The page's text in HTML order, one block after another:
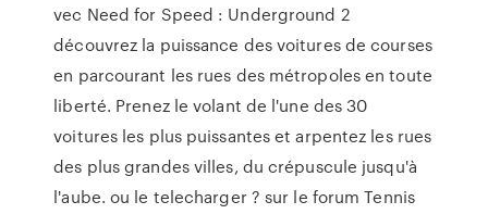
vec Need for Speed : Underground 2
découvrez la puissance des voitures de courses
en parcourant les rues des métropoles en toute
liberté. Prenez le volant de l'une des 30
voitures les plus puissantes et arpentez les rues
des plus grandes villes, du crépuscule jusqu'à
l'aube. ou le telecharger ? sur le forum Tennis